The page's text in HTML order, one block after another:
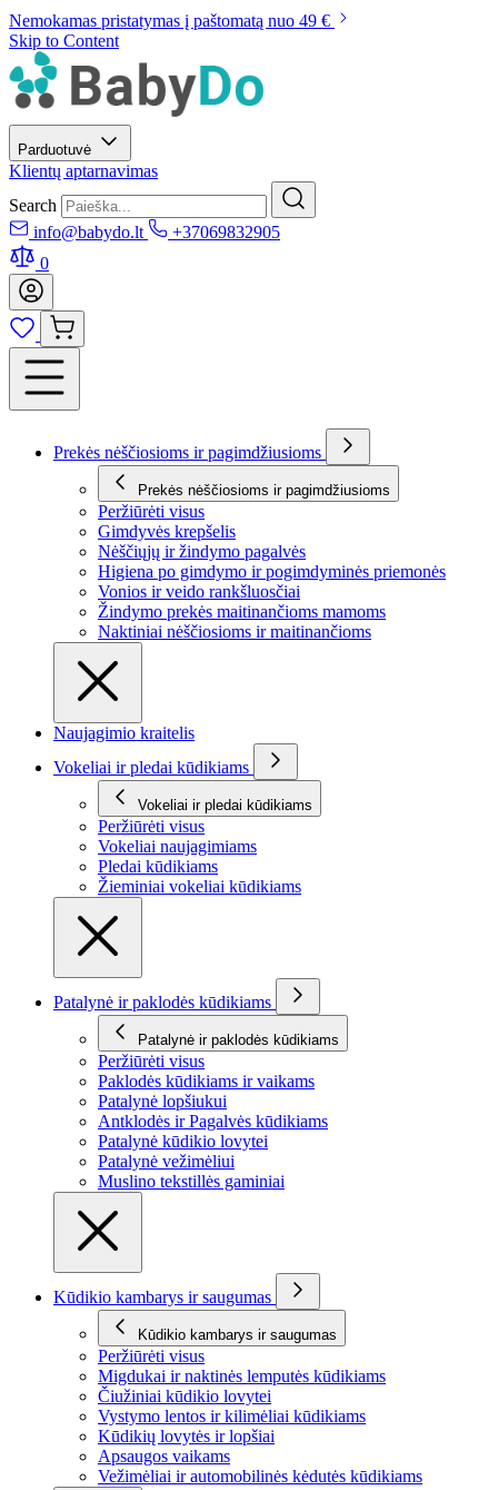
Nemokamas pristatymas į paštomatą nuo 49 €
Skip to Content
Parduotuvė
Klientų aptarnavimas
Search
info@babydo.lt
+37069832905
0
Prekės nėščiosioms ir pagimdžiusioms
Prekės nėščiosioms ir pagimdžiusioms
Peržiūrėti visus
Gimdyvės krepšelis
Nėščiųjų ir žindymo pagalvės
Higiena po gimdymo ir pogimdyminės priemonės
Vonios ir veido rankšluosčiai
Žindymo prekės maitinančioms mamoms
Naktiniai nėščiosioms ir maitinančioms
Naujagimio kraitelis
Vokeliai ir pledai kūdikiams
Vokeliai ir pledai kūdikiams
Peržiūrėti visus
Vokeliai naujagimiams
Pledai kūdikiams
Žieminiai vokeliai kūdikiams
Patalynė ir paklodės kūdikiams
Patalynė ir paklodės kūdikiams
Peržiūrėti visus
Paklodės kūdikiams ir vaikams
Patalynė lopšiukui
Antklodės ir Pagalvės kūdikiams
Patalynė kūdikio lovytei
Patalynė vežimėliui
Muslino tekstillės gaminiai
Kūdikio kambarys ir saugumas
Kūdikio kambarys ir saugumas
Peržiūrėti visus
Migdukai ir naktinės lemputės kūdikiams
Čiužiniai kūdikio lovytei
Vystymo lentos ir kilimėliai kūdikiams
Kūdikių lovytės ir lopšiai
Apsaugos vaikams
Vežimėliai ir automobilinės kėdutės kūdikiams